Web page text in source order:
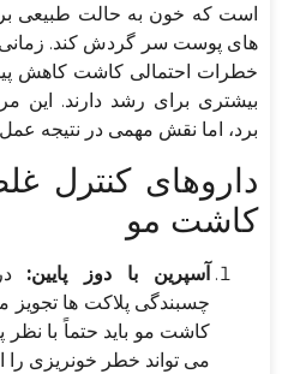
است که خون به حالت طبیعی
های پوست سر گردش کند.
خطرات احتمالی کاشت کاهش
بیشتری برای رشد دارند. این
برد، اما نقش مهمی در نتیجه عمل
داروهای کنترل
کاشت مو
آسپرین با دوز پایین:
چسبندگی پلاکت ها
کاشت مو باید حتماً با
می تواند خطر خونریزی را